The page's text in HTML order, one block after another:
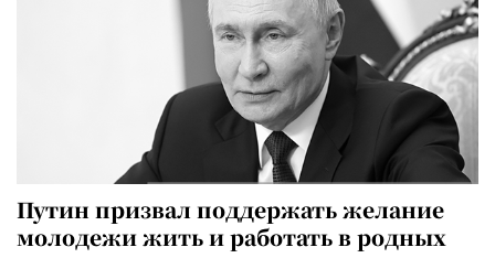
Путин призвал поддержать желание
молодежи жить и работать в родных